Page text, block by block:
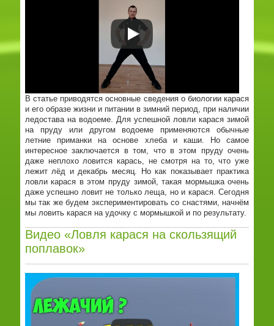
В статье приводятся основные сведения о биологии карася
и его образе жизни и питании в зимний период, при наличии
ледостава на водоеме. Для успешной ловли карася зимой
на пруду или другом водоеме применяются обычные
летние приманки на основе хлеба и каши. Но самое
интересное заключается в том, что в этом пруду очень
даже неплохо ловится карась, не смотря на то, что уже
лежит лёд и декабрь месяц. Но как показывает практика
ловли карася в этом пруду зимой, такая мормышка очень
даже успешно ловит не только леща, но и карася. Сегодня
мы так же будем экспериментировать со снастями, начнём
мы ловить карася на удочку с мормышкой и по результату.
Видео «Ловля карася на скользящий
поплавок»